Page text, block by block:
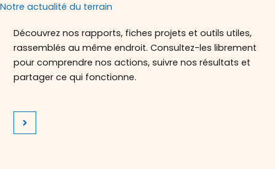
Notre actualité du terrain
Découvrez nos rapports, fiches projets et outils utiles,
rassemblés au même endroit. Consultez-les librement
pour comprendre nos actions, suivre nos résultats et
partager ce qui fonctionne.